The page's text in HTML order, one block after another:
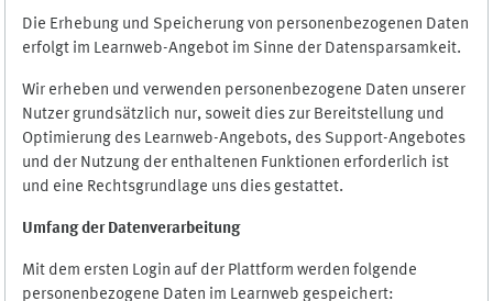
Die Erhebung und Speicherung von personenbezogenen Daten
erfolgt im Learnweb-Angebot im Sinne der Datensparsamkeit.
Wir erheben und verwenden personenbezogene Daten unserer
Nutzer grundsätzlich nur, soweit dies zur Bereitstellung und
Optimierung des Learnweb-Angebots, des Support-Angebotes
und der Nutzung der enthaltenen Funktionen erforderlich ist
und eine Rechtsgrundlage uns dies gestattet.
Umfang der Datenverarbeitung
Mit dem ersten Login auf der Plattform werden folgende
personenbezogene Daten im Learnweb gespeichert: